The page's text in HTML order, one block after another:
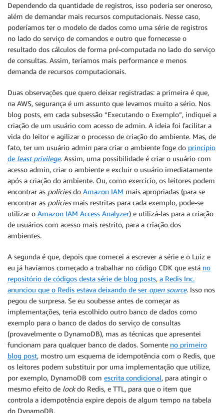
Dependendo da quantidade de registros, isso poderia ser oneroso,
além de demandar mais recursos computacionais. Nesse caso,
poderíamos ter o modelo de dados como uma série de registros
no lado do serviço de comandos e outro que fornecesse o
resultado dos cálculos de forma pré-computada no lado do serviço
de consultas. Assim, teríamos mais performance e menos
demanda de recursos computacionais.
Duas observações que quero deixar registradas: a primeira é que,
na AWS, segurança é um assunto que levamos muito a sério. Nos
blog posts, em cada subsessão “Executando o Exemplo”, indiquei a
criação de um usuário com acesso de admin. A ideia foi facilitar a
vida do leitor e agilizar o processo de criação do ambiente. Mas, de
fato, ter um usuário admin para criar o ambiente foge do princípio
de least privilege. Assim, uma possibilidade é criar o usuário com
acesso admin, criar o ambiente e excluir o usuário imediatamente
após a criação do ambiente. Ou, como exercício, os leitores podem
encontrar as policiesdo Amazon IAM mais apropriadas (para se
encontrar as policiesmais restritas para cada exemplo, pode-se
utilizar o Amazon IAM Access Analyzer) e utilizá-las para a criação
de usuários com acesso mais restrito, para a criação dos
ambientes.
A segunda é que, depois que comecei a escrever a série e o Luiz e
eu já havíamos começado a trabalhar no código CDK que está no
repositório de códigos desta série de blog posts, a Redis Inc.
anunciou que o Redis estava deixando de ser open source. Isso nos
pegou de surpresa. Se eu soubesse antes de começar as
implementações, teria escolhido outro banco de dados como
exemplo para o banco de dados do serviço de consultas
(provavelmente o DynamoDB), mas as técnicas que apresentei
funcionam para qualquer banco de dados. Somente no primeiro
blog post, mostro um esquema de idempotência com o Redis, que
os leitores podem substituir por uma implementação que utilize,
por exemplo, DynamoDB com escrita condicional, para atingir o
mesmo efeito de lockdo Redis, e TTL, para que o item que
controla a idempotência expire depois de algum tempo na tabela
do DynamoDB.